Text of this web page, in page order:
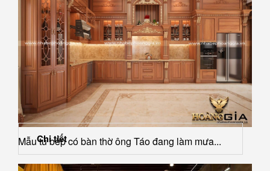
Mẫu tủ bếp có bàn thờ ông Táo đang làm mưa...
Chi tiết